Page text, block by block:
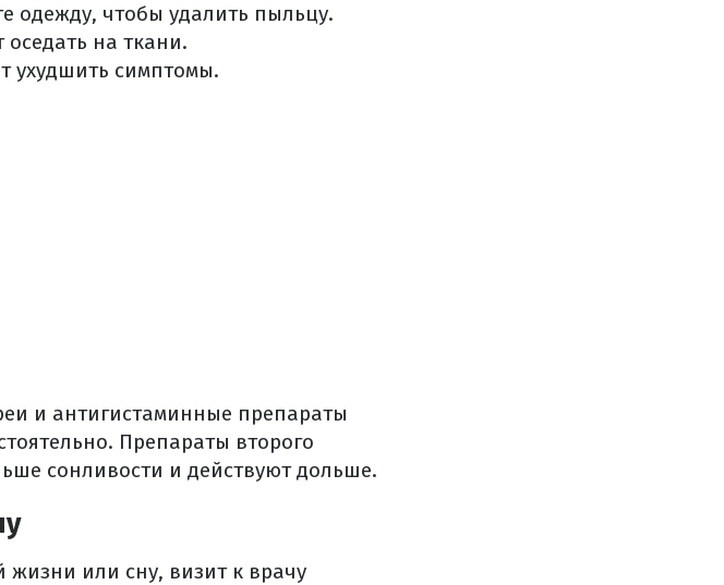
одежду, чтобы удалить пыльцу.
на ткани.
ухудшить симптомы.
и антигистаминные препараты
Препараты второго
сонливости и действуют дольше.
или сну, визит к врачу